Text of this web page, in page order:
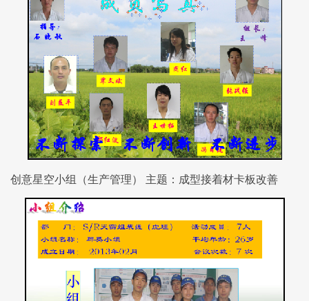
创意星空小组（生产管理） 主题：成型接着材卡板改善